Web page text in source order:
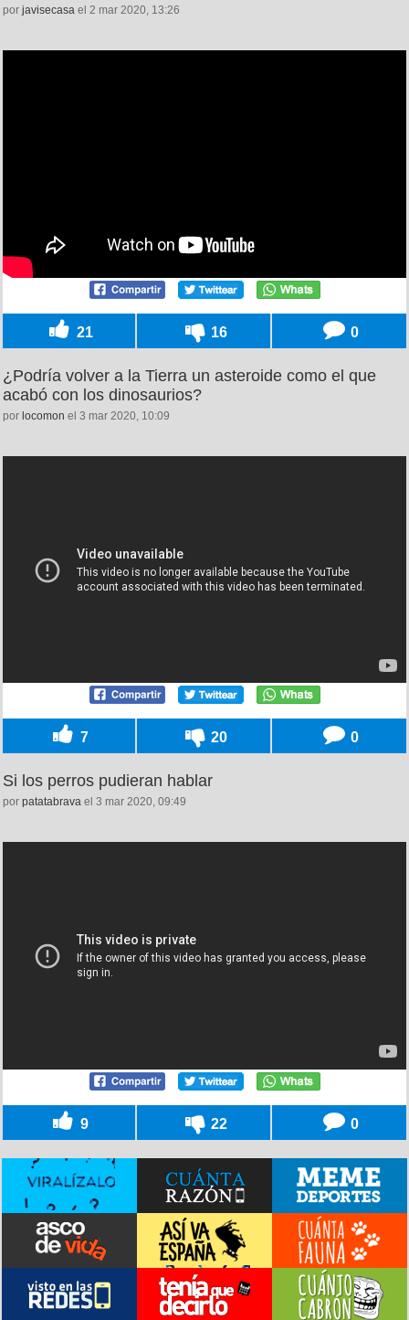
por javisecasa el 2 mar 2020, 13:26
21 16 0
¿Podría volver a la Tierra un asteroide como el que
acabó con los dinosaurios?
por locomon el 3 mar 2020, 10:09
7 20 0
Si los perros pudieran hablar
por patatabrava el 3 mar 2020, 09:49
9 22 0